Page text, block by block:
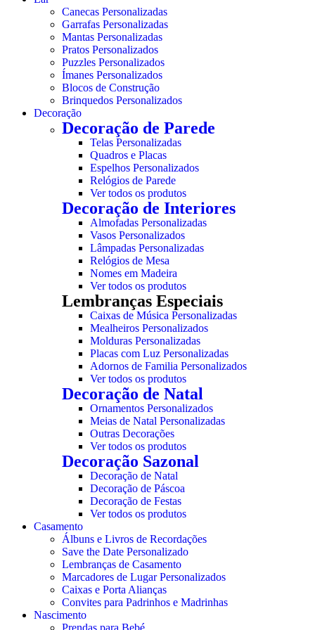
Canecas Personalizadas
Garrafas Personalizadas
Mantas Personalizadas
Pratos Personalizados
Puzzles Personalizados
Ímanes Personalizados
Blocos de Construção
Brinquedos Personalizados
Decoração
Decoração de Parede
Telas Personalizadas
Quadros e Placas
Espelhos Personalizados
Relógios de Parede
Ver todos os produtos
Decoração de Interiores
Almofadas Personalizadas
Vasos Personalizados
Lâmpadas Personalizadas
Relógios de Mesa
Nomes em Madeira
Ver todos os produtos
Lembranças Especiais
Caixas de Música Personalizadas
Mealheiros Personalizados
Molduras Personalizadas
Placas com Luz Personalizadas
Adornos de Familia Personalizados
Ver todos os produtos
Decoração de Natal
Ornamentos Personalizados
Meias de Natal Personalizadas
Outras Decorações
Ver todos os produtos
Decoração Sazonal
Decoração de Natal
Decoração de Páscoa
Decoração de Festas
Ver todos os produtos
Casamento
Álbuns e Livros de Recordações
Save the Date Personalizado
Lembranças de Casamento
Marcadores de Lugar Personalizados
Caixas e Porta Alianças
Convites para Padrinhos e Madrinhas
Nascimento
Prendas para Bebé